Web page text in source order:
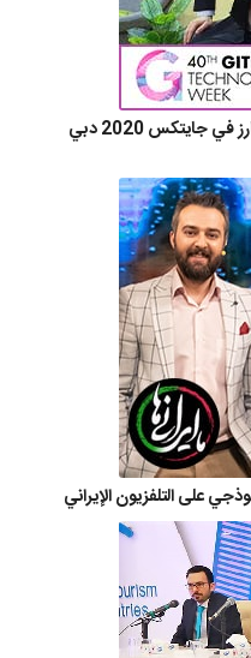
جايتكس 2020 دبي
على التلفزيون الإيراني